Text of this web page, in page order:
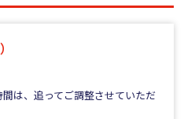
は、追ってご調整させていただ